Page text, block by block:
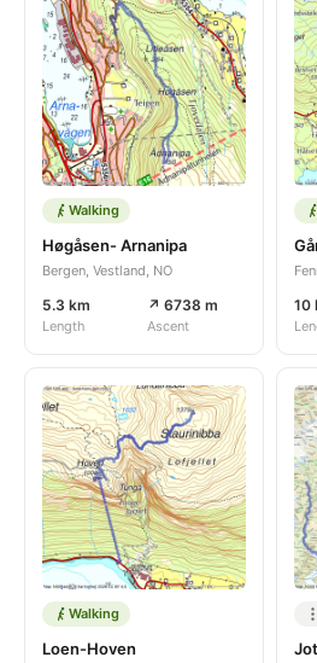
Walking
Høgåsen- Arnanipa
Bergen, Vestland, NO
5.3 km
Length
↗ 6738 m
Ascent
10
Walking
Loen-Hoven